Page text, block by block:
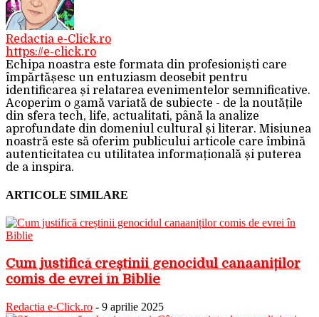
Redactia e-Click.ro
https://e-click.ro
Echipa noastra este formata din profesioniști care
împărtășesc un entuziasm deosebit pentru
identificarea și relatarea evenimentelor semnificative.
Acoperim o gamă variată de subiecte - de la noutățile
din sfera tech, life, actualitati, până la analize
aprofundate din domeniul cultural și literar. Misiunea
noastră este să oferim publicului articole care îmbină
autenticitatea cu utilitatea informațională și puterea
de a inspira.
ARTICOLE SIMILARE
Cum justifică creștinii genocidul canaaniților
comis de evrei în Biblie
Redactia e-Click.ro - 9 aprilie 2025